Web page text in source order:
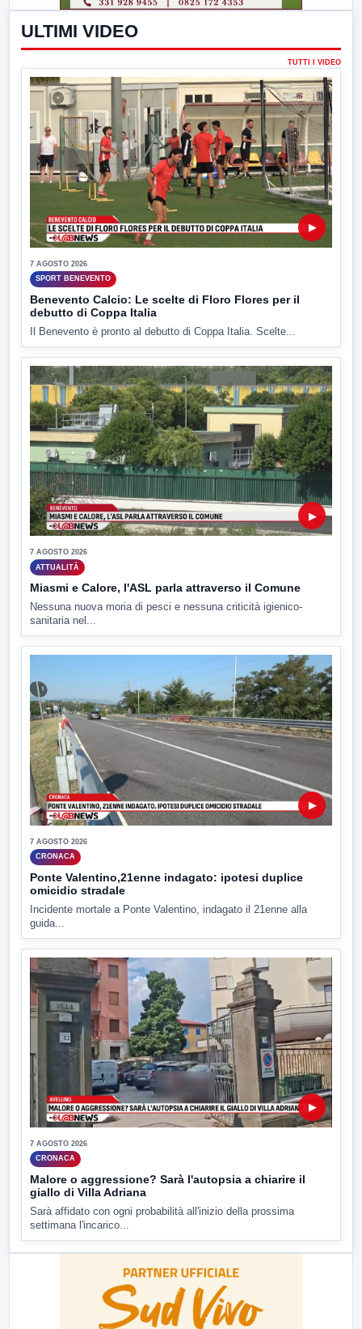
ULTIMI VIDEO
TUTTI I VIDEO
▶
7 AGOSTO 2026
SPORT BENEVENTO
Benevento Calcio: Le scelte di Floro Flores per il
debutto di Coppa Italia
Il Benevento è pronto al debutto di Coppa Italia. Scelte...
▶
7 AGOSTO 2026
ATTUALITÀ
Miasmi e Calore, l'ASL parla attraverso il Comune
Nessuna nuova moria di pesci e nessuna criticità igienico-
sanitaria nel...
▶
7 AGOSTO 2026
CRONACA
Ponte Valentino,21enne indagato: ipotesi duplice
omicidio stradale
Incidente mortale a Ponte Valentino, indagato il 21enne alla
guida...
▶
7 AGOSTO 2026
CRONACA
Malore o aggressione? Sarà l'autopsia a chiarire il
giallo di Villa Adriana
Sarà affidato con ogni probabilità all'inizio della prossima
settimana l'incarico...